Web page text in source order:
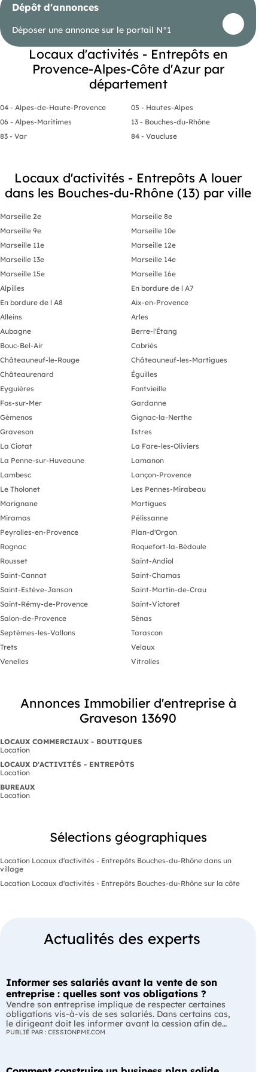
Dépôt d'annonces
Déposer une annonce sur le portail N°1
Locaux d'activités - Entrepôts en
Provence-Alpes-Côte d'Azur par
département
04 - Alpes-de-Haute-Provence
05 - Hautes-Alpes
06 - Alpes-Maritimes
13 - Bouches-du-Rhône
83 - Var
84 - Vaucluse
Locaux d'activités - Entrepôts A louer
dans les Bouches-du-Rhône (13) par ville
Marseille 2e
Marseille 8e
Marseille 9e
Marseille 10e
Marseille 11e
Marseille 12e
Marseille 13e
Marseille 14e
Marseille 15e
Marseille 16e
Alpilles
En bordure de l A7
En bordure de l A8
Aix-en-Provence
Alleins
Arles
Aubagne
Berre-l'Étang
Bouc-Bel-Air
Cabriès
Châteauneuf-le-Rouge
Châteauneuf-les-Martigues
Châteaurenard
Éguilles
Eyguières
Fontvieille
Fos-sur-Mer
Gardanne
Gémenos
Gignac-la-Nerthe
Graveson
Istres
La Ciotat
La Fare-les-Oliviers
La Penne-sur-Huveaune
Lamanon
Lambesc
Lançon-Provence
Le Tholonet
Les Pennes-Mirabeau
Marignane
Martigues
Miramas
Pélissanne
Peyrolles-en-Provence
Plan-d'Orgon
Rognac
Roquefort-la-Bédoule
Rousset
Saint-Andiol
Saint-Cannat
Saint-Chamas
Saint-Estève-Janson
Saint-Martin-de-Crau
Saint-Rémy-de-Provence
Saint-Victoret
Salon-de-Provence
Sénas
Septèmes-les-Vallons
Tarascon
Trets
Velaux
Venelles
Vitrolles
Annonces Immobilier d'entreprise à
Graveson 13690
LOCAUX COMMERCIAUX - BOUTIQUES
Location
LOCAUX D'ACTIVITÉS - ENTREPÔTS
Location
BUREAUX
Location
Sélections géographiques
Location Locaux d'activités - Entrepôts Bouches-du-Rhône dans un
village
Location Locaux d'activités - Entrepôts Bouches-du-Rhône sur la côte
Actualités des experts
Informer ses salariés avant la vente de son
entreprise : quelles sont vos obligations ?
Vendre son entreprise implique de respecter certaines
obligations vis-à-vis de ses salariés. Dans certains cas,
le dirigeant doit les informer avant la cession afin de
leur permettre, s'ils le souhaitent, de présenter une offre
PUBLIÉ PAR : CESSIONPME.COM